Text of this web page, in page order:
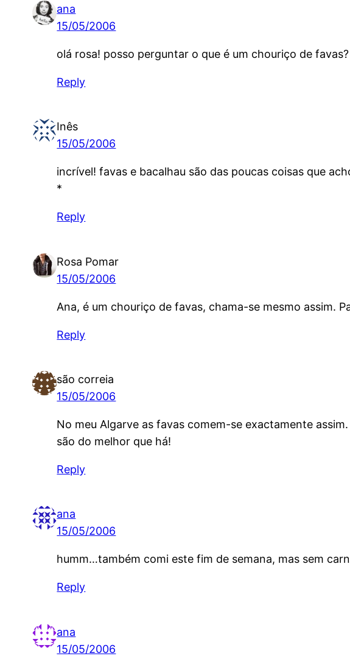
ana
15/05/2006
olá rosa! posso perguntar o que é um chouriço de favas?
Reply
Inês
15/05/2006
incrível! favas e bacalhau são das poucas coisas que
*
Reply
Rosa Pomar
15/05/2006
Ana, é um chouriço de favas, chama-se mesmo assim.
Reply
são correia
15/05/2006
No meu Algarve as favas comem-se exactamente
são do melhor que há!
Reply
ana
15/05/2006
humm…também comi este fim de semana, mas sem
Reply
ana
15/05/2006